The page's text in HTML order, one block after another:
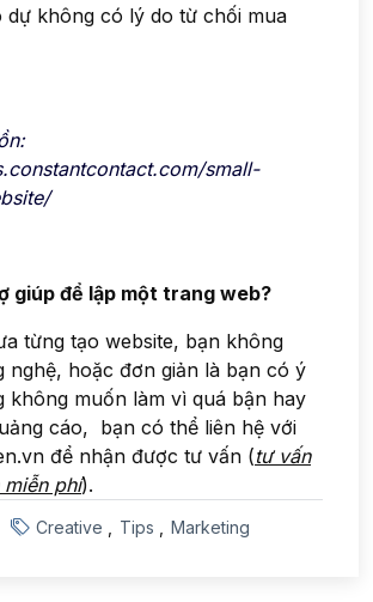
dự không có lý do từ chối mua
small-
giúp để lập một trang web?
từng tạo website, bạn không
nghệ, hoặc đơn giản là bạn có ý
không muốn làm vì quá bận hay
cáo, bạn có thể liên hệ với
để nhận được tư vấn (tư vấn
phí).
Creative Tips Marketing